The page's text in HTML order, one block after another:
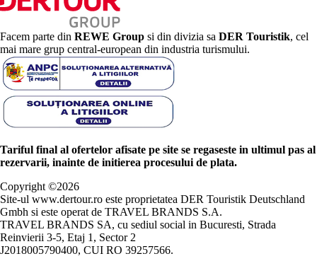
Facem parte din REWE Group si din divizia sa DER Touristik, cel
mai mare grup central-european din industria turismului.
Tariful final al ofertelor afisate pe site se regaseste in ultimul pas al
rezervarii, inainte de initierea procesului de plata.
Copyright ©2026
Site-ul www.dertour.ro este proprietatea DER Touristik Deutschland
Gmbh si este operat de TRAVEL BRANDS S.A.
TRAVEL BRANDS SA, cu sediul social in Bucuresti, Strada
Reinvierii 3-5, Etaj 1, Sector 2
J2018005790400, CUI RO 39257566.